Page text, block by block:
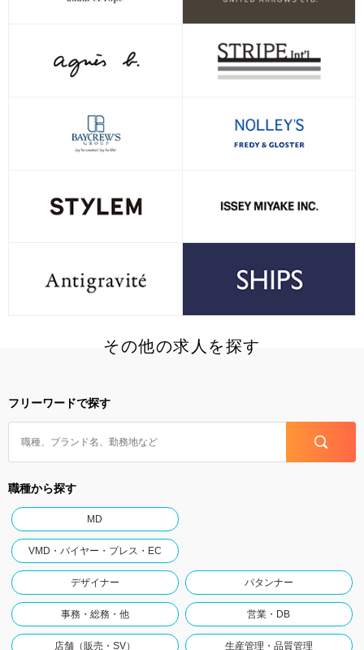
その他の求人を探す
フリーワードで探す
職種から探す
MD
VMD・バイヤー・プレス・EC
デザイナー パタンナー
事務・総務・他 営業・DB
店舗（販売・SV） 生産管理・品質管理